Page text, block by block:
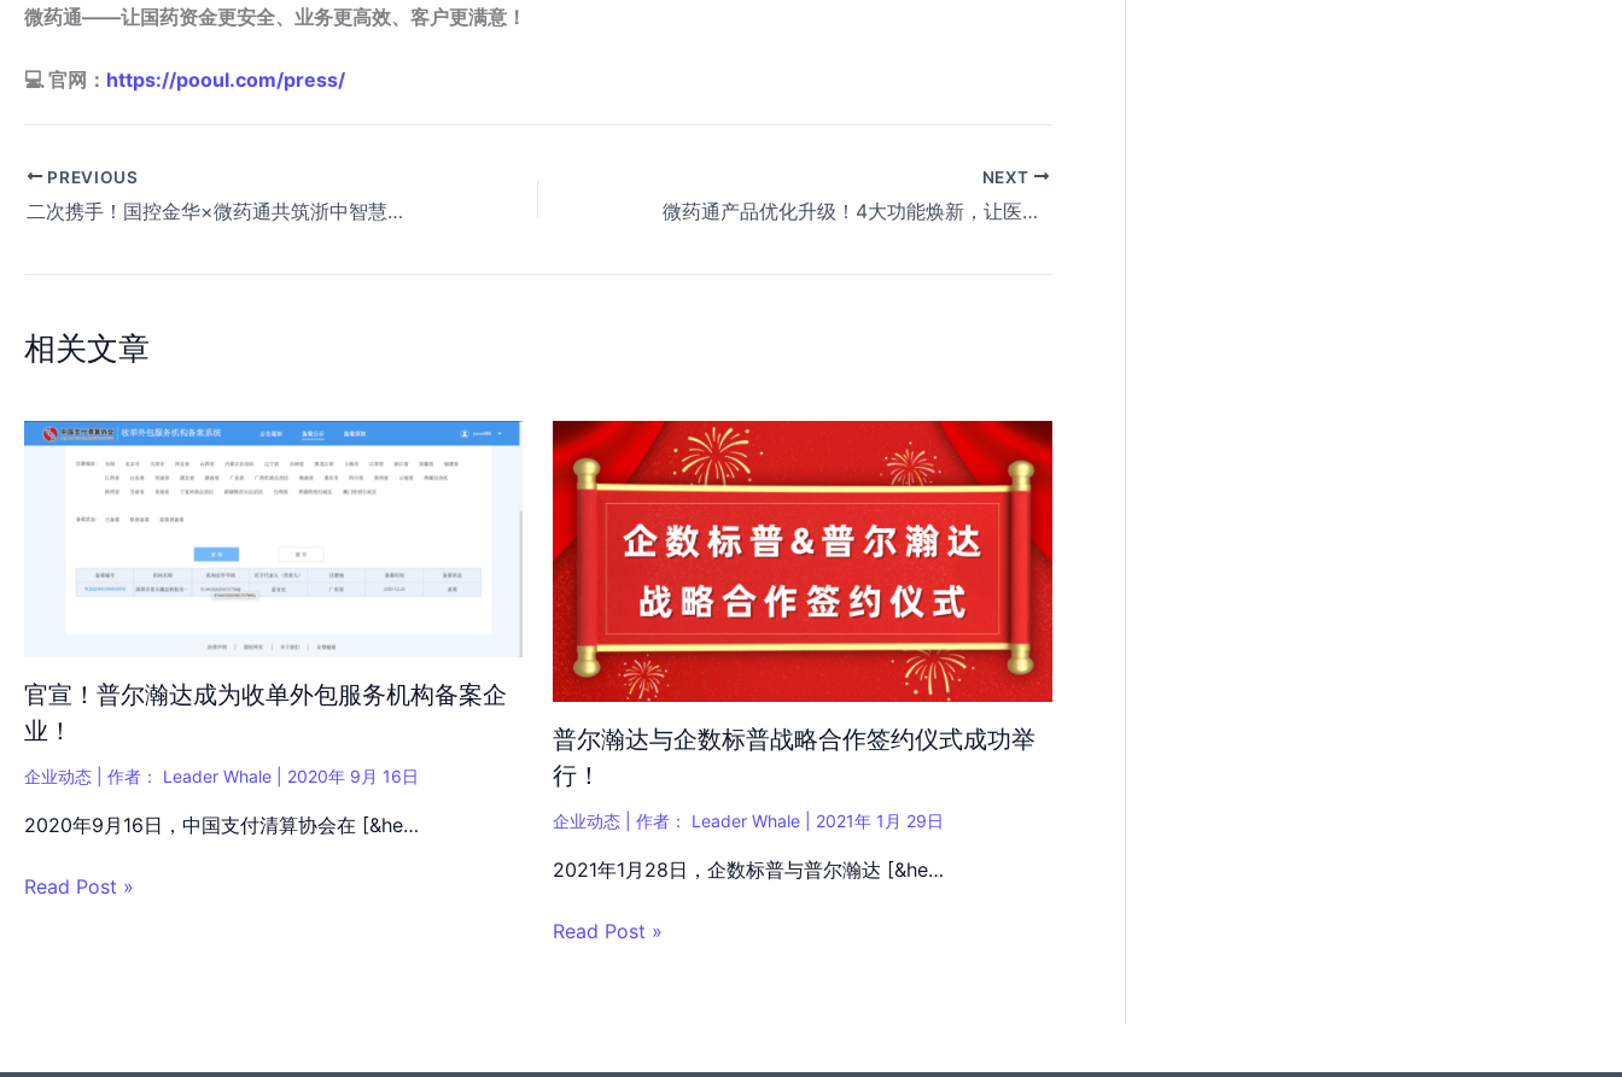
微药通——让国药资金更安全、业务更高效、客户更满意！
💻 官网： https://pooul.com/press/
PREVIOUS
二次携手！国控金华×微药通共筑浙中智慧收款新高地
NEXT
微药通产品优化升级！4大功能焕新，让医药收款更简单、更智能
相关文章
官宣！普尔瀚达成为收单外包服务机构备案企
业！
企业动态 | 作者： Leader Whale 2020年 9月 16日
2020年9月16日，中国支付清算协会在 [&he…
Read Post »
普尔瀚达与企数标普战略合作签约仪式成功举
行！
企业动态 | 作者： Leader Whale 2021年 1月 29日
2021年1月28日，企数标普与普尔瀚达 [&he…
Read Post »